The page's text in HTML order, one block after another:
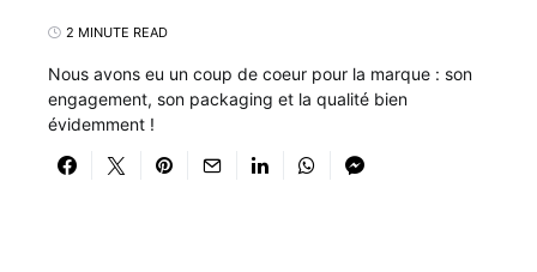
2 MINUTE READ
Nous avons eu un coup de coeur pour la marque : son
engagement, son packaging et la qualité bien
évidemment !